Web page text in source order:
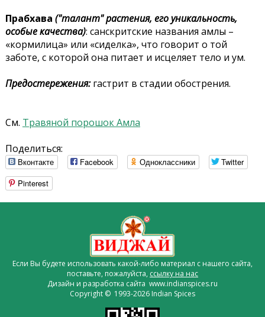
Прабхава ("талант" растения, его уникальность,
особые качества): санскритские названия амлы –
«кормилица» или «сиделка», что говорит о той
заботе, с которой она питает и исцеляет тело и ум.
Предостережения:гастрит в стадии обострения.
См. Травяной порошок Амла
Поделиться:
Вконтакте Facebook Одноклассники
Twitter
Pinterest
Если Вы будете использовать какой-либо материал с нашего сайта,
поставьте, пожалуйста, ссылку на нас
Дизайн и разработка сайта www.indianspices.ru
Copyright © 1993-2026 Indian Spices